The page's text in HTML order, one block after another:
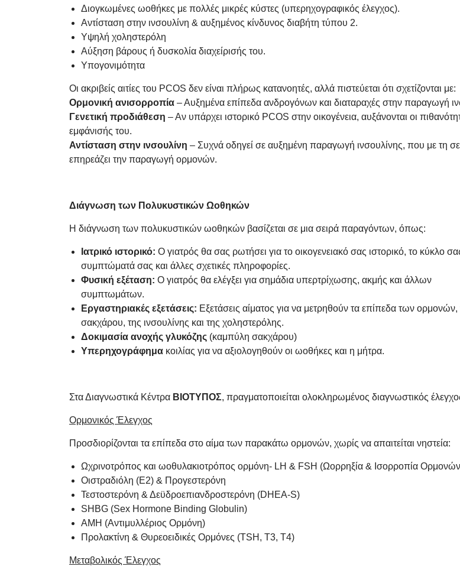
Διογκωμένες ωοθήκες με πολλές μικρές κύστες (υπερηχογραφικός έλεγχος).
Αντίσταση στην ινσουλίνη & αυξημένος κίνδυνος διαβήτη τύπου 2.
Υψηλή χοληστερόλη
Αύξηση βάρους ή δυσκολία διαχείρισής του.
Υπογονιμότητα
Οι ακριβείς αιτίες του PCOS δεν είναι πλήρως κατανοητές, αλλά πιστεύεται ότι σχετίζονται με:
Ορμονική ανισορροπία – Αυξημένα επίπεδα ανδρογόνων και διαταραχές στην παραγωγή
Γενετική προδιάθεση – Αν υπάρχει ιστορικό PCOS στην οικογένεια, αυξάνονται οι
εμφάνισής του.
Αντίσταση στην ινσουλίνη – Συχνά οδηγεί σε αυξημένη παραγωγή ινσουλίνης, που με τη
επηρεάζει την παραγωγή ορμονών.
Διάγνωση των Πολυκυστικών Ωοθηκών
Η διάγνωση των πολυκυστικών ωοθηκών βασίζεται σε μια σειρά παραγόντων, όπως:
Ιατρικό ιστορικό: Ο γιατρός θα σας ρωτήσει για το οικογενειακό σας ιστορικό, το κύκλο
συμπτώματά σας και άλλες σχετικές πληροφορίες.
Φυσική εξέταση: Ο γιατρός θα ελέγξει για σημάδια υπερτρίχωσης, ακμής και άλλων
συμπτωμάτων.
Εργαστηριακές εξετάσεις: Εξετάσεις αίματος για να μετρηθούν τα επίπεδα των ορμονών,
σακχάρου, της ινσουλίνης και της χοληστερόλης.
Δοκιμασία ανοχής γλυκόζης (καμπύλη σακχάρου)
Υπερηχογράφημα κοιλίας για να αξιολογηθούν οι ωοθήκες και η μήτρα.
Στα Διαγνωστικά Κέντρα ΒΙΟΤΥΠΟΣ, πραγματοποιείται ολοκληρωμένος διαγνωστικός
Ορμονικός Έλεγχος
Προσδιορίζονται τα επίπεδα στο αίμα των παρακάτω ορμονών, χωρίς να απαιτείται νηστεία:
Ωχρινοτρόπος και ωοθυλακιοτρόπος ορμόνη- LH & FSH (Ωορρηξία & Ισορροπία
Οιστραδιόλη (E2) & Προγεστερόνη
Τεστοστερόνη & Δεϋδροεπιανδροστερόνη (DHEA-S)
SHBG (Sex Hormone Binding Globulin)
AMH (Αντιμυλλέριος Ορμόνη)
Προλακτίνη & Θυρεοειδικές Ορμόνες (TSH, T3, T4)
Μεταβολικός Έλεγχος